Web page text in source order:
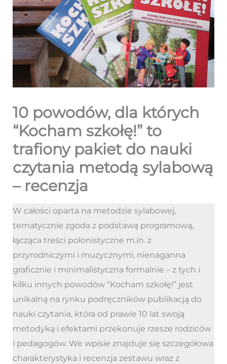
10 powodów, dla których
“Kocham szkołę!” to
trafiony pakiet do nauki
czytania metodą sylabową
– recenzja
W całości oparta na metodzie sylabowej,
tematycznie zgoda z podstawą programową,
łącząca treści polonistyczne m.in. z
przyrodniczymi i muzycznymi, nienaganna
graficznie i minimalistyczna formalnie – z tych i
kilku innych powodów “Kocham szkołę!” jest
unikalną na rynku podręczników publikacją do
nauki czytania, która od prawie 10 lat swoją
metodyką i efektami przekonuje rzesze rodziców
i pedagogów. We wpisie znajduje się szczegółowa
charakterystyka i recenzja zestawu wraz z